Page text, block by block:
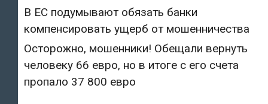
В ЕС подумывают обязать банки
компенсировать ущерб от мошенничества
Осторожно, мошенники! Обещали вернуть
человеку 66 евро, но в итоге с его счета
пропало 37 800 евро